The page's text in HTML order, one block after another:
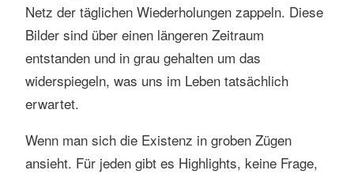
Netz der täglichen Wiederholungen zappeln. Diese
Bilder sind über einen längeren Zeitraum
entstanden und in grau gehalten um das
widerspiegeln, was uns im Leben tatsächlich
erwartet.
Wenn man sich die Existenz in groben Zügen
ansieht. Für jeden gibt es Highlights, keine Frage,